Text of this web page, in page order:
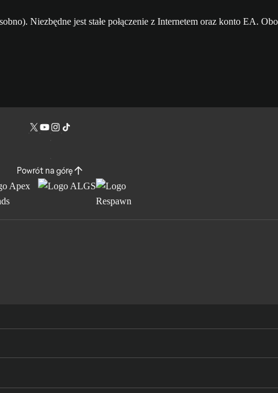
Niezbędne jest stałe połączenie z Internetem oraz konto EA.
Powrót na górę